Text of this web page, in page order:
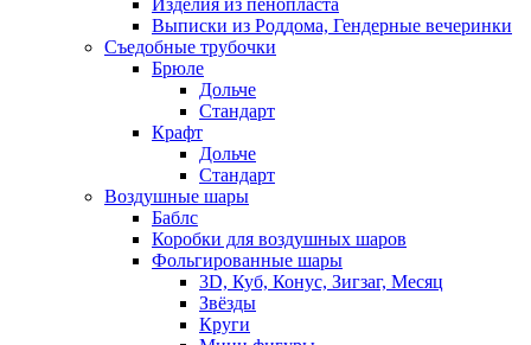
Изделия из пенопласта
Выписки из Роддома, Гендерные вечеринки
Съедобные трубочки
Брюле
Дольче
Стандарт
Крафт
Дольче
Стандарт
Воздушные шары
Баблс
Коробки для воздушных шаров
Фольгированные шары
3D, Куб, Конус, Зигзаг, Месяц
Звёзды
Круги